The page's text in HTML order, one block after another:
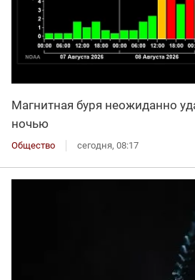
Магнитная буря неожиданно
ночью
Общество сегодня, 08:17